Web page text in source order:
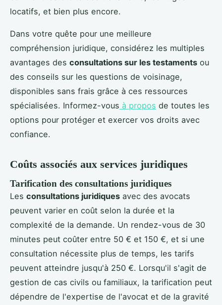
locatifs, et bien plus encore.
Dans votre quête pour une meilleure
compréhension juridique, considérez les multiples
avantages des consultations sur les testaments ou
des conseils sur les questions de voisinage,
disponibles sans frais grâce à ces ressources
spécialisées. Informez-vous à propos de toutes les
options pour protéger et exercer vos droits avec
confiance.
Coûts associés aux services juridiques
Tarification des consultations juridiques
Les consultations juridiques avec des avocats
peuvent varier en coût selon la durée et la
complexité de la demande. Un rendez-vous de 30
minutes peut coûter entre 50 € et 150 €, et si une
consultation nécessite plus de temps, les tarifs
peuvent atteindre jusqu'à 250 €. Lorsqu'il s'agit de
gestion de cas civils ou familiaux, la tarification peut
dépendre de l'expertise de l'avocat et de la gravité